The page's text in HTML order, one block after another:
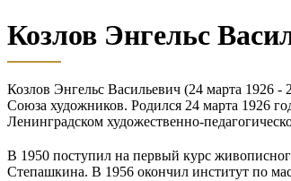
Козлов Энгельс
Козлов Энгельс Васильевич (24 марта 1926
Союза художников. Родился 24 марта 1926
Ленинградском художественно-
В 1950 поступил на первый курс
Степашкина. В 1956 окончил институт по